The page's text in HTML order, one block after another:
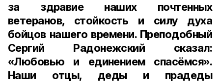
за здравие наших почтенных
ветеранов, стойкость и силу духа
бойцов нашего времени. Преподобный
Сергий Радонежский сказал:
«Любовью и единением спасёмся».
Наши отцы, деды и прадеды